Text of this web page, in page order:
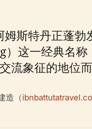
斯特丹正蓬勃
这一经典名称
流象征的地位而
造（